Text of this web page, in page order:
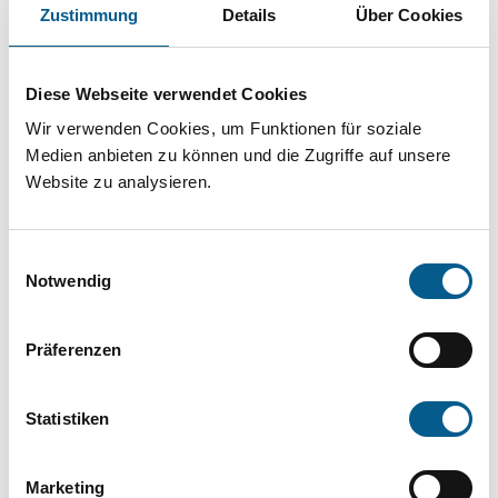
Zustimmung Details Über Cookies
Diese Webseite verwendet Cookies
Wir verwenden Cookies, um Funktionen für soziale
Medien anbieten zu können und die Zugriffe auf unsere
Website zu analysieren.
Notwendig
Präferenzen
Statistiken
Marketing
Projekt oder ein Vorhaben? Hier können Sie
direkt über unsere Fördermitteldatenbank und
Stiftungsdatenbank recherchieren. Bei der
Suche bitte die Groß- und Kleinschreibung
beachten.
Bitte Suchbegriff eingeben. Ergebnisse
können durch die Wahl von Bereichen oder
Suchen